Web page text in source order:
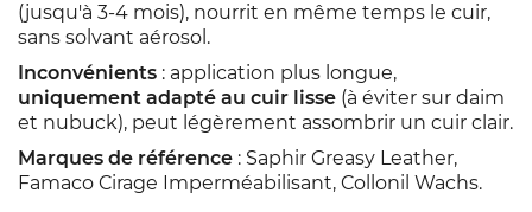
(jusqu'à 3-4 mois), nourrit en même temps le cuir,
sans solvant aérosol.
Inconvénients : application plus longue,
uniquement adapté au cuir lisse (à éviter sur daim
et nubuck), peut légèrement assombrir un cuir clair.
Marques de référence : Saphir Greasy Leather,
Famaco Cirage Imperméabilisant, Collonil Wachs.